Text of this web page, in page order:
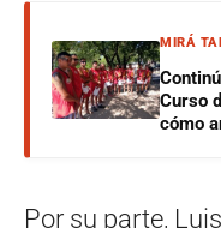
MIRÁ
Curso
cómo
Por su parte,